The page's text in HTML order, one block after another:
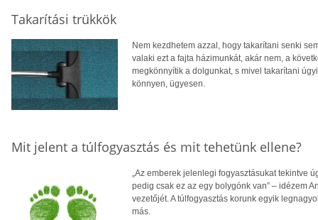
Takarítási trükkök
Nem kezdhetem azzal, hogy takarítani senki
valaki ezt a fajta házimunkát, akár nem, a
megkönnyítik a dolgunkat, s mivel takarítani
könnyen, ügyesen.
Mit jelent a túlfogyasztás és mit tehetünk ellene?
„Az emberek jelenlegi fogyasztásukat tekintve
pedig csak ez az egy bolygónk van” – idézem
vezetőjét. A túlfogyasztás korunk egyik
más.